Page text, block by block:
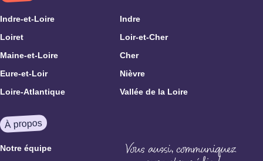
Indre-et-Loire
Indre
Loiret
Loir-et-Cher
Maine-et-Loire
Cher
Eure-et-Loir
Nièvre
Loire-Atlantique
Vallée de la Loire
À propos
Notre équipe